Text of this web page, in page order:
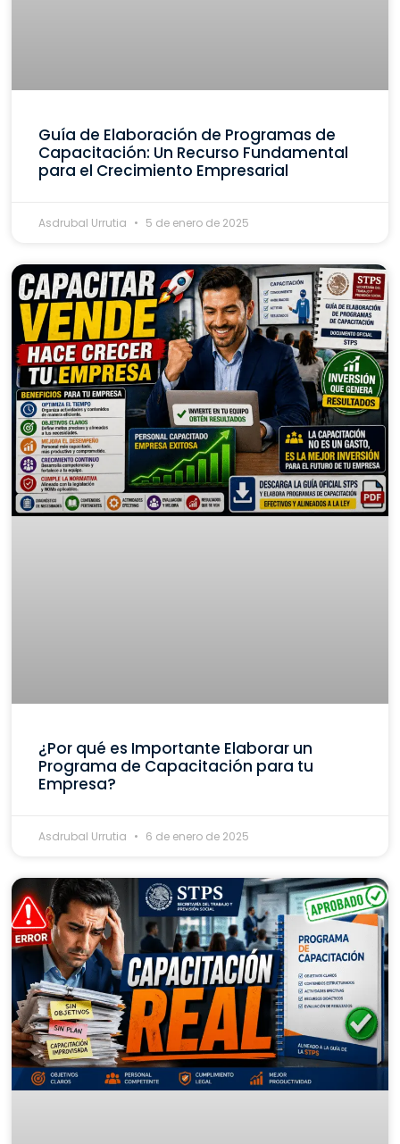
Guía de Elaboración de Programas de
Capacitación: Un Recurso Fundamental
para el Crecimiento Empresarial
Asdrubal Urrutia 5 de enero de 2025
¿Por qué es Importante Elaborar un
Programa de Capacitación para tu
Empresa?
Asdrubal Urrutia 6 de enero de 2025